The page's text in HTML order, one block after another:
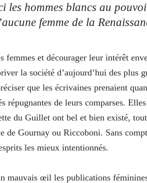
les hommes blancs au
femme de la
femmes et décourager leur intérêt
la société d’aujourd’hui des plus
que les écrivaines prenaient
répugnantes de leurs comparses.
du Guillet ont bel et bien existé,
de Gournay ou Riccoboni. Sans
les mieux intentionnés.
mauvais œil les publications féminines